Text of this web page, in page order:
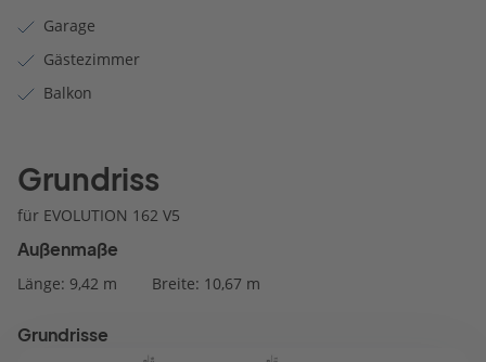
Garage
Gästezimmer
Balkon
Grundriss
für EVOLUTION 162 V5
Außenmaße
Länge: 9,42 m Breite: 10,67 m
Grundrisse